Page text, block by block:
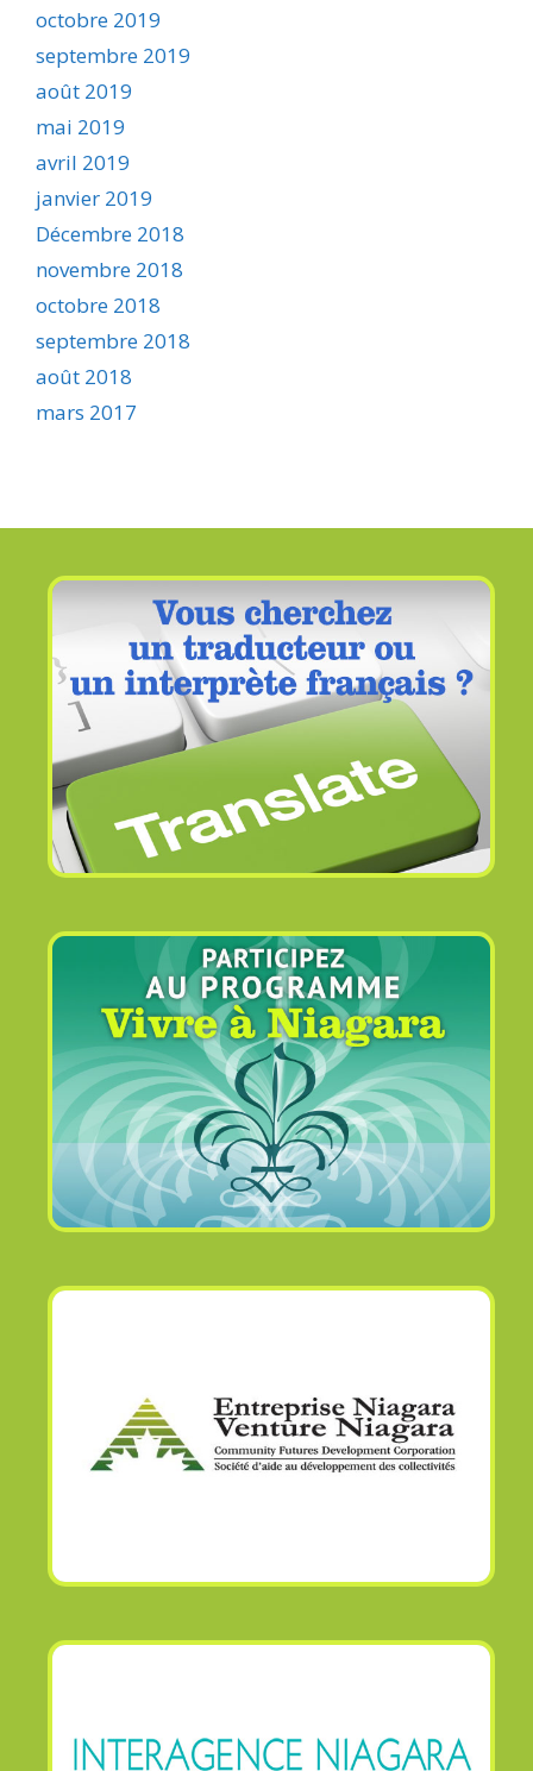
octobre 2019
septembre 2019
août 2019
mai 2019
avril 2019
janvier 2019
Décembre 2018
novembre 2018
octobre 2018
septembre 2018
août 2018
mars 2017